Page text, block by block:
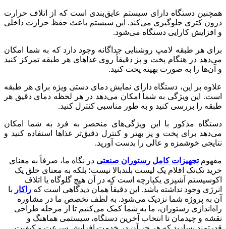
همچنین دستگاه دارای سیستم عایق‌بندی است که از اتلاف حرارت
درون کتری جلوگیری می‌کند. این سیستم باعث حفظ حرارت داخلی
و افزایش کارایی دستگاه می‌شود.
برای هر طبقه لامپ روشنایی جداگانه وجود دارد که به شما امکان
می‌دهد در هنگام پخت و پز دقیقاً روی غذاهای هر طبقه تمرکز کنید
و آن‌ها را به صورت بهینه پخت کنید.
علاوه بر این، دستگاه دارای نمایش دمای دستی ویژه برای هر طبقه
است. این ویژگی به شما امکان می‌دهد در هر لحظه دمای دقیق هر
طبقه را بررسی کنید و به طور مناسبی کنترل کنید.
دستگاه مذکور با این ویژگی‌های منحصر به فرد به شما امکان
می‌دهد برای پخت و پز بهتر و کنترل دقیق‌تر غذاها استفاده کنید و
نتایجی خوشمزه و عالی را بدست آورید.
مفهومتجهیزات کامل رستوران صنعتی در نگاه ما، صرفاً به معنای
خرید تک‌تک اقلام یک لیست بلندبالا نیست؛ بلکه به معنای خلق یک
اکوسیستم آشپزی یکپارچه است که در آن هیچ گلوگاه یا اتلاف
انرژی وجود نداشته باشد. این دقیقاً همان دیدگاهی است که راکار با
آن به پروژه شما نزدیک می‌شود. به لطف تخصص ما در مشاوره
راه‌اندازی رستوران، ما به شما کمک می‌کنیم تا از مرحله طراحی
نقشه و چیدمان تا انتخاب آخرین دستگاه، سیستمی هماهنگ و